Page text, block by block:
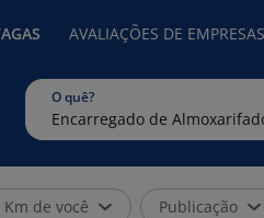
AVALIAÇÕES DE EMPRESAS
O quê?
Km de você Publicação